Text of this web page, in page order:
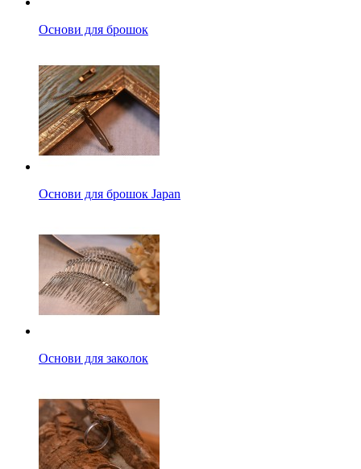
Основи для брошок
Основи для брошок Japan
Основи для заколок